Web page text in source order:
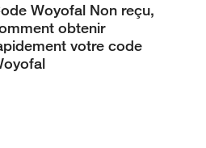
Woyofal Non reçu,
obtenir
votre code